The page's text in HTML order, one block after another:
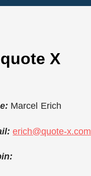
X
Marcel Erich
erich@quote-x.com